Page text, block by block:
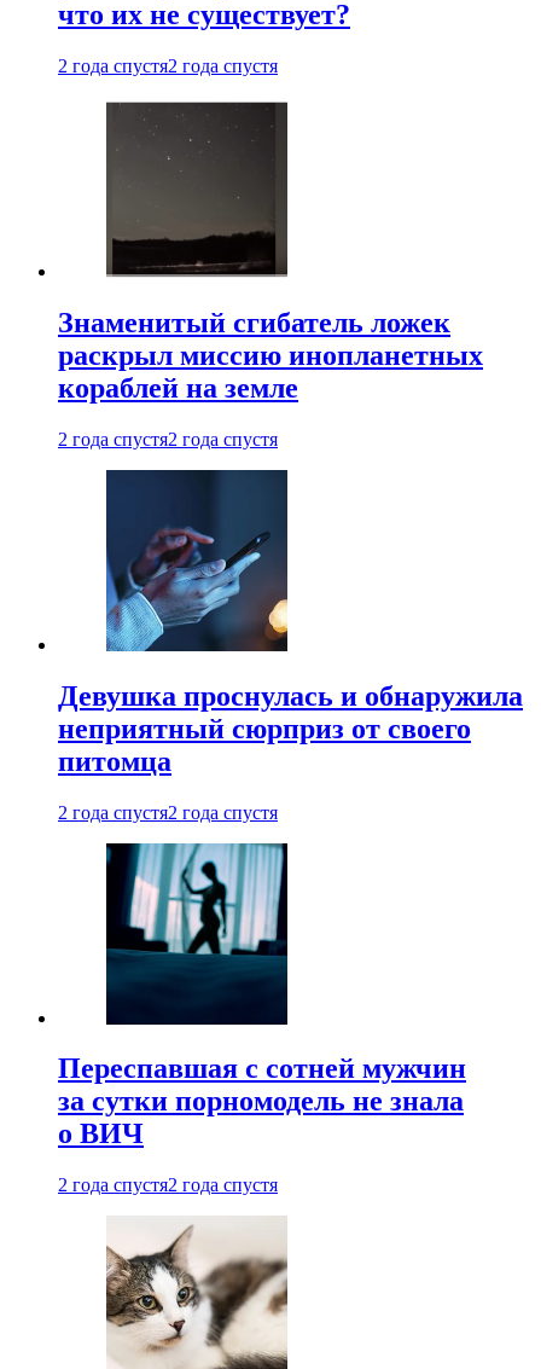
что их не существует?
2 года спустя2 года спустя
Знаменитый сгибатель ложек
раскрыл миссию инопланетных
кораблей на земле
2 года спустя2 года спустя
Девушка проснулась и обнаружила
неприятный сюрприз от своего
питомца
2 года спустя2 года спустя
Переспавшая с сотней мужчин
за сутки порномодель не знала
о ВИЧ
2 года спустя2 года спустя